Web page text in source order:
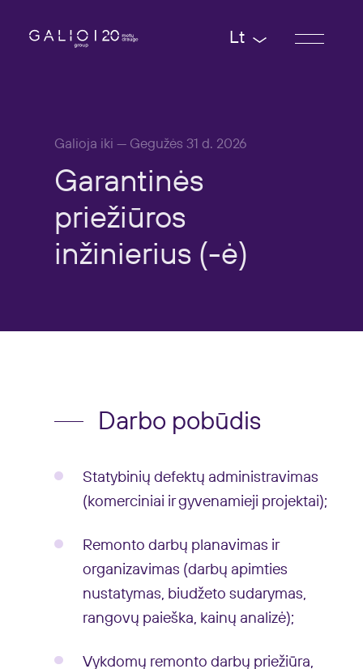
Lt
Galioja iki — Gegužės 31 d. 2026
Garantinės
priežiūros
inžinierius (-ė)
Darbo pobūdis
Statybinių defektų administravimas
(komerciniai ir gyvenamieji projektai);
Remonto darbų planavimas ir
organizavimas (darbų apimties
nustatymas, biudžeto sudarymas,
rangovų paieška, kainų analizė);
Vykdomų remonto darbų priežiūra,